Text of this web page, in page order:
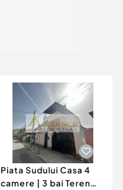
Piata Sudului Casa 4
camere | 3 bai Teren